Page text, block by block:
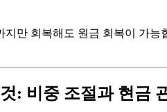
지만 회복해도 원금 회복이 가능
: 비중 조절과 현금